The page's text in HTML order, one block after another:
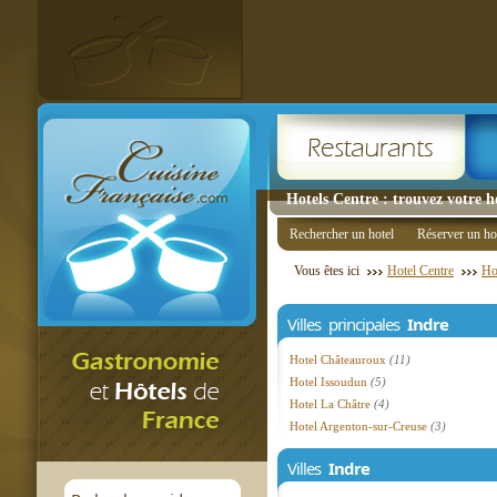
Hotels Centre : trouvez votre
Rechercher un hotel Réserver un
Vous êtes ici Hotel Centre
Villes principales Indre
Hotel Châteauroux (11)
Hotel Issoudun (5)
Hotel La Châtre (4)
Hotel Argenton-sur-Creuse (3)
Villes Indre